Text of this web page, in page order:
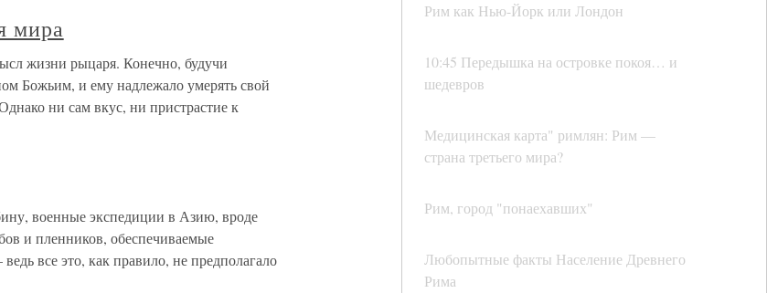
Рим как Нью-Йорк или Лондон
10:45 Передышка на островке покоя… и
шедевров
Медицинская карта" римлян: Рим —
страна третьего мира?
Рим, город "понаехавших"
Любопытные факты Население Древнего
Рима
мира
жизни рыцаря. Конечно, будучи
Божьим, и ему надлежало умерять свой
ни сам вкус, ни пристрастие к
военные экспедиции в Азию, вроде
и пленников, обеспечиваемые
все это, как правило, не предполагало